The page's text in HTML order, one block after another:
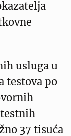
usluga u
testova po
37 tisuća